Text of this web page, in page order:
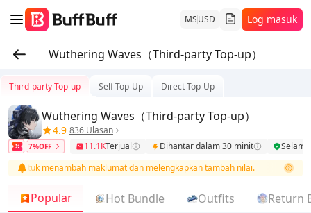
MSUSD Log masuk
Wuthering Waves（Third-party Top-up）
Third-party Top-up Self Top-Up Direct Top-Up
Wuthering Waves（Third-party Top-up）
4.9 836 Ulasan
7%OFF 11.1KTerjual Dihantar dalam 30 minit
menambah maklumat dan melengkapkan tambah nilai.
Popular Hot Bundle Outfits Return